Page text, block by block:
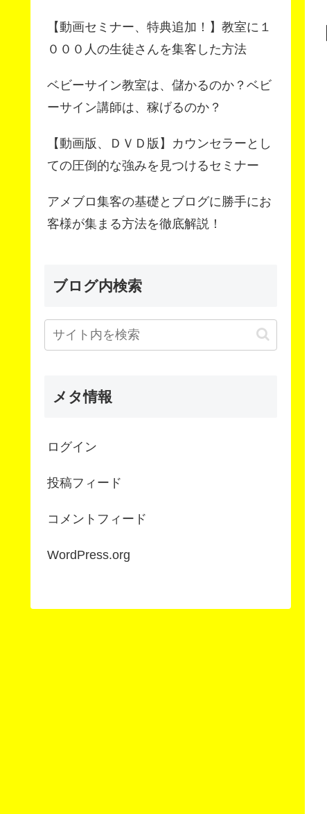
【動画セミナー、特典追加！】教室に１
０００人の生徒さんを集客した方法
ベビーサイン教室は、儲かるのか？ベビ
ーサイン講師は、稼げるのか？
【動画版、ＤＶＤ版】カウンセラーとし
ての圧倒的な強みを見つけるセミナー
アメブロ集客の基礎とブログに勝手にお
客様が集まる方法を徹底解説！
ブログ内検索
メタ情報
ログイン
投稿フィード
コメントフィード
WordPress.org